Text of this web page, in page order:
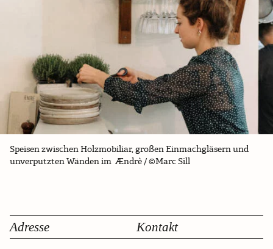
Speisen zwischen Holzmobiliar, großen Einmachgläsern und
unverputzten Wänden im Ændrè / ©Marc Sill
Adresse Kontakt